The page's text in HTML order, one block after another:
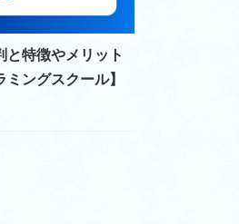
特徴やメリット
ングスクール】